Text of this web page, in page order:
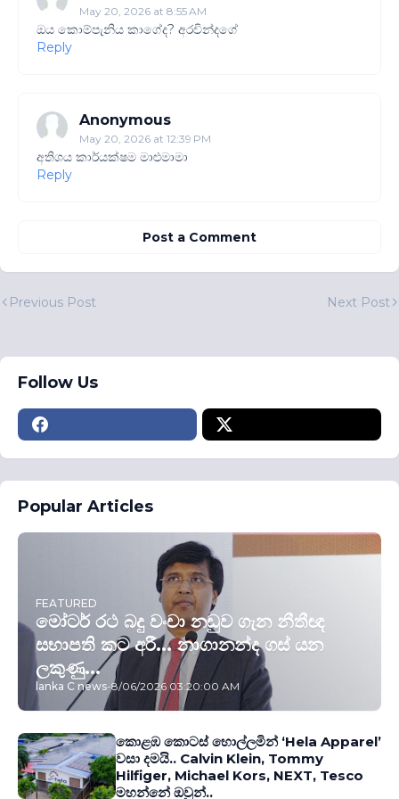
May 20, 2026 at 8:55 AM
ඔය කොම්පැනිය කාගේද? අරවින්දගේ
Reply
Anonymous
May 20, 2026 at 12:39 PM
අතිශය කාර්යක්ෂම මාළුමාමා
Reply
Post a Comment
Previous Post Next Post
Follow Us
Popular Articles
FEATURED
මෝටර් රථ බදු වංචා නඩුව ගැන නීතීඥ
සභාපති කට අරී... නාගානන්ද ගස් යන
ලකුණු...
lanka C news-8/06/2026 03:20:00 AM
කොළඹ කොටස් හොල්ලමින් ‘Hela Apparel’
වසා දමයි.. Calvin Klein, Tommy
Hilfiger, Michael Kors, NEXT, Tesco
මහන්නේ ඔවුන්..